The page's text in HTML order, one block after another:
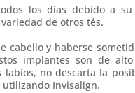
los días debido a
de otros tés.
cabello y haberse
implantes son de
no descarta la
Invisalign.